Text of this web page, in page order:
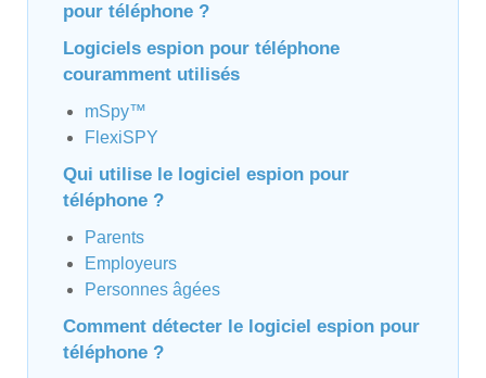
pour téléphone ?
Logiciels espion pour téléphone
couramment utilisés
mSpy™
FlexiSPY
Qui utilise le logiciel espion pour
téléphone ?
Parents
Employeurs
Personnes âgées
Comment détecter le logiciel espion pour
téléphone ?